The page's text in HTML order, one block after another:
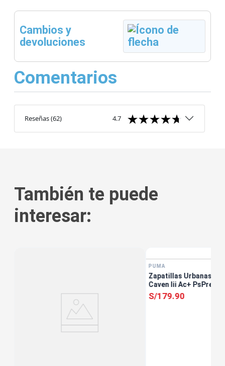
Cambios y
devoluciones
Comentarios
Reseñas(62) 4.7
También te puede
interesar:
PUMA
Zapatillas Urbanas
Caven Iii Ac+ PsPre
S/179.90